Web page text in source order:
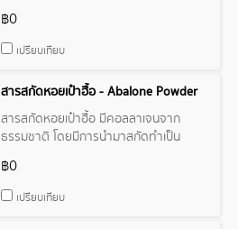
ประกอบสำคัญในการสร้างและซ่อมแซม
เซลล์ในร่างกาย
฿0
เปรียบเทียบ
สารสกัดหอยเป๋าฮื้อ - Abalone Powder
สารสกัดหอยเป๋าฮื้อ มีคอลลาเจนจาก
ธรรมชาติ โดยมีการนำมาสกัดทำเป็น
พรรณ กระชับรูขุมขน ผิวกระชับ เปล่งปลั่ง
ช่วยลดริ้วรอยก่อนวัย และช่วยให้ผิว
฿0
เปรียบเทียบ